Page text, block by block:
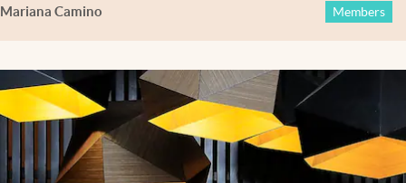
Mariana Camino Members